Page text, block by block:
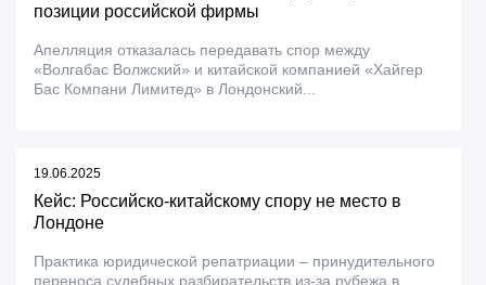
позиции российской фирмы
Апелляция отказалась передавать спор между
«Волгабас Волжский» и китайской компанией «Хайгер
Бас Компани Лимитед» в Лондонский...
19.06.2025
Кейс: Российско-китайскому спору не место в
Лондоне
Практика юридической репатриации – принудительного
переноса судебных разбирательств из-за рубежа в